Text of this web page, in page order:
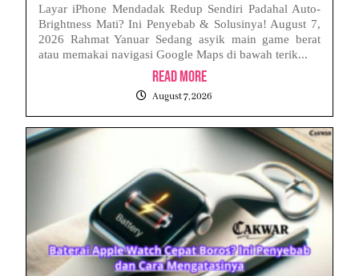
Layar iPhone Mendadak Redup Sendiri Padahal Auto-
Brightness Mati? Ini Penyebab & Solusinya! August 7,
2026 Rahmat Yanuar Sedang asyik main game berat
atau memakai navigasi Google Maps di bawah terik...
Read More
August 7, 2026